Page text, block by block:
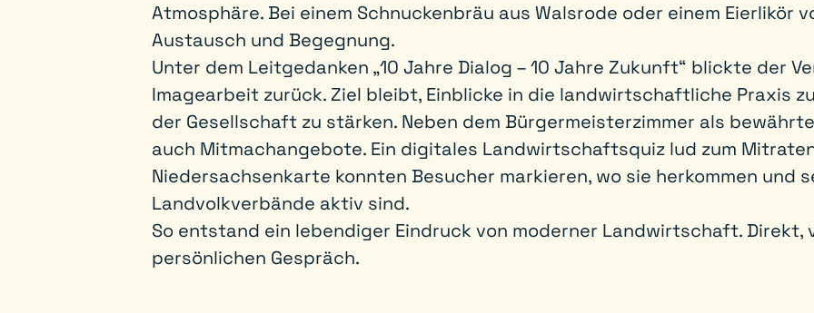
Atmosphäre. Bei einem Schnuckenbräu aus Walsrode oder einem Eierlikör
Austausch und Begegnung.
Unter dem Leitgedanken „10 Jahre Dialog – 10 Jahre Zukunft“ blickte der
Imagearbeit zurück. Ziel bleibt, Einblicke in die landwirtschaftliche Praxis
der Gesellschaft zu stärken. Neben dem Bürgermeisterzimmer als
auch Mitmachangebote. Ein digitales Landwirtschaftsquiz lud zum
Niedersachsenkarte konnten Besucher markieren, wo sie herkommen und
Landvolkverbände aktiv sind.
So entstand ein lebendiger Eindruck von moderner Landwirtschaft. Direkt,
persönlichen Gespräch.